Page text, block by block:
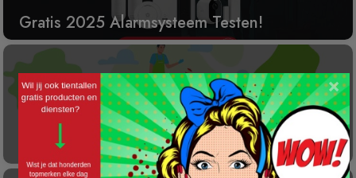
Gratis 2025 Alarmsysteem Testen!
Laat éénmalig GRATIS je container reinigen
×